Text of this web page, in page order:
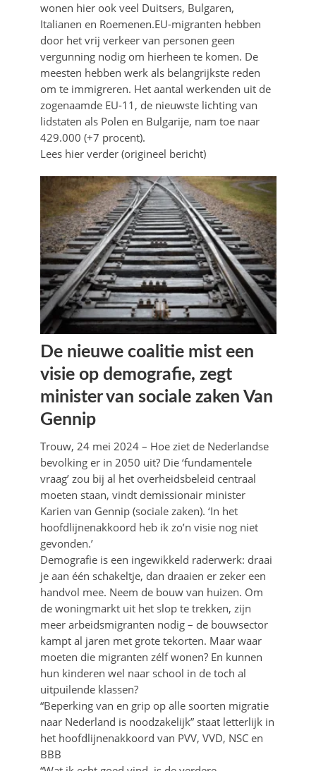
wonen hier ook veel Duitsers, Bulgaren,
Italianen en Roemenen.EU-migranten hebben
door het vrij verkeer van personen geen
vergunning nodig om hierheen te komen. De
meesten hebben werk als belangrijkste reden
om te immigreren. Het aantal werkenden uit de
zogenaamde EU-11, de nieuwste lichting van
lidstaten als Polen en Bulgarije, nam toe naar
429.000 (+7 procent).
Lees hier verder (origineel bericht)
De nieuwe coalitie mist een
visie op demografie, zegt
minister van sociale zaken Van
Gennip
Trouw, 24 mei 2024 – Hoe ziet de Nederlandse
bevolking er in 2050 uit? Die ‘fundamentele
vraag’ zou bij al het overheidsbeleid centraal
moeten staan, vindt demissionair minister
Karien van Gennip (sociale zaken). ‘In het
hoofdlijnenakkoord heb ik zo’n visie nog niet
gevonden.’
Demografie is een ingewikkeld raderwerk: draai
je aan één schakeltje, dan draaien er zeker een
handvol mee. Neem de bouw van huizen. Om
de woningmarkt uit het slop te trekken, zijn
meer arbeidsmigranten nodig – de bouwsector
kampt al jaren met grote tekorten. Maar waar
moeten die migranten zélf wonen? En kunnen
hun kinderen wel naar school in de toch al
uitpuilende klassen?
“Beperking van en grip op alle soorten migratie
naar Nederland is noodzakelijk” staat letterlijk in
het hoofdlijnenakkoord van PVV, VVD, NSC en
BBB